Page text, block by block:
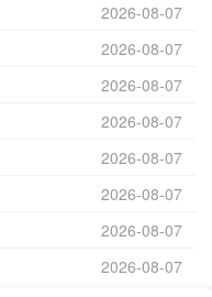
2026-08-07
2026-08-07
2026-08-07
2026-08-07
2026-08-07
2026-08-07
2026-08-07
2026-08-07